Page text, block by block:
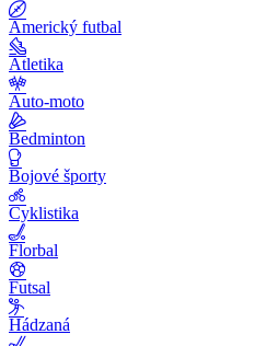
Americký futbal
Atletika
Auto-moto
Bedminton
Bojové športy
Cyklistika
Florbal
Futsal
Hádzaná